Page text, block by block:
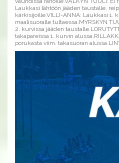
Laukkasi lähtöön jääden taustalle,
kärkisijoille.VILLI-ANNA: Laukkasi 1.
maalisuoralle tultaessa.MYRSKYN
2. kurvissa jääden
takapareissa 1. kurvin
porukasta viim. takasuoran